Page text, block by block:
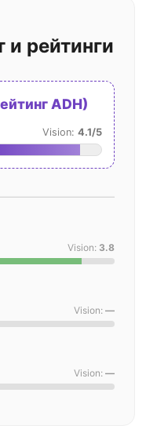
и рейтинги
ADH)
Vision: 4.1/5
Vision: 3.8
Vision: —
Vision: —